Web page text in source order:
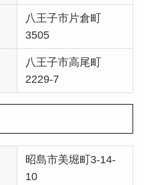
八王子市片倉町
3505
八王子市高尾町
2229-7
昭島市美堀町3-14-
10